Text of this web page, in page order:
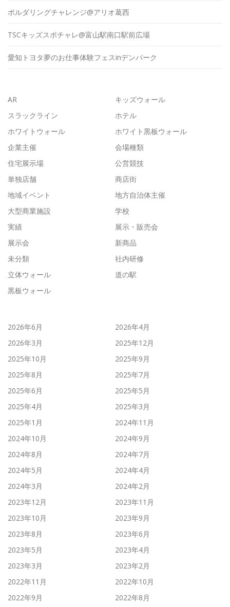
ボルダリングチャレンジ@アリオ葛西
TSCキッズスポチャレ@富山駅南口駅前広場
愛知トヨタ夢のお仕事体験フェスinデンパーク
AR
キッズウォール
スラックライン
ホテル
ホワイトウォール
ホワイト黒板ウォール
企業主催
会場種類
住宅展示場
公営競技
単独店舗
商店街
地域イベント
地方自治体主催
大型商業施設
学校
実績
展示・販売会
展示会
新商品
未分類
社内研修
立体ウォール
道の駅
黒板ウォール
2026年6月
2026年4月
2026年3月
2025年12月
2025年10月
2025年9月
2025年8月
2025年7月
2025年6月
2025年5月
2025年4月
2025年3月
2025年1月
2024年11月
2024年10月
2024年9月
2024年8月
2024年7月
2024年5月
2024年4月
2024年3月
2024年2月
2023年12月
2023年11月
2023年10月
2023年9月
2023年8月
2023年6月
2023年5月
2023年4月
2023年3月
2023年2月
2022年11月
2022年10月
2022年9月
2022年8月